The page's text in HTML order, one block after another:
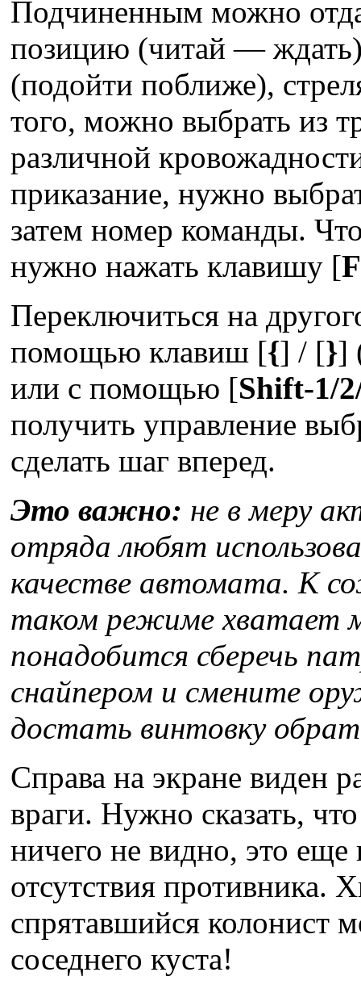
Подчиненным можно
позицию (читай —
(подойти поближе),
того, можно выбрать из
различной
приказание, нужно
затем номер команды.
нужно нажать клавишу [F
Переключиться на
помощью клавиш [{] / [}]
или с помощью [Shift-1/
получить управление
сделать шаг вперед.
Это важно: не в меру
отряда любят
качестве автомата. К
таком режиме хватает
понадобится сберечь
снайпером и смените
достать винтовку
Справа на экране виден
враги. Нужно сказать,
ничего не видно, это еще
отсутствия противника.
спрятавшийся колонист
соседнего куста!